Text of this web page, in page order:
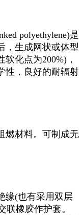
polyethylene)是
，生成网状或体型
化点为200%)，
性，良好的耐辐射
燃材料。可制成无
(也有采用双层
联橡胶作护套。